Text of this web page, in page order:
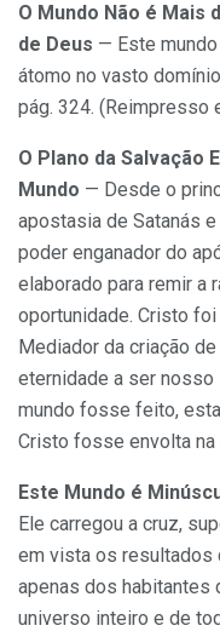
O Mundo Não é Mais
de Deus — Este
átomo no vasto
pág. 324. (Reimpresso
O Plano da Salvação
Mundo — Desde o
apostasia de Satanás
poder enganador do
elaborado para remir a
oportunidade. Cristo
Mediador da criação
eternidade a ser nosso
mundo fosse feito,
Cristo fosse envolta na
Este Mundo é
Ele carregou a cruz,
em vista os resultados
apenas dos habitantes
universo inteiro e de